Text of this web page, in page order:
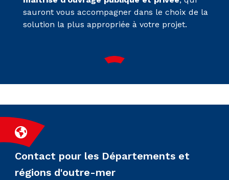
sauront vous accompagner dans le choix de la
solution la plus appropriée à votre projet.
Contact pour les Départements et
régions d'outre-mer